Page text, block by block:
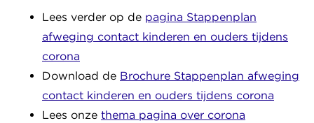
Lees verder op de pagina Stappenplan
afweging contact kinderen en ouders tijdens
corona
Download de Brochure Stappenplan afweging
contact kinderen en ouders tijdens corona
Lees onze thema pagina over corona